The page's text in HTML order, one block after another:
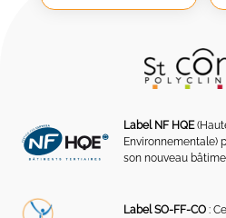
Label NF HQE
Environnementale)
son nouveau
Label SO-FF-CO :